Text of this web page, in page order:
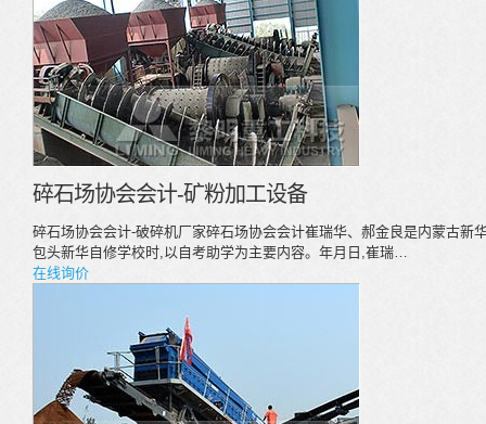
碎石场协会会计-矿粉加工设备
碎石场协会会计-破碎机厂家碎石场协会会计崔瑞华、郝金良是内蒙古新
包头新华自修学校时,以自考助学为主要内容。年月日,崔瑞…
在线询价